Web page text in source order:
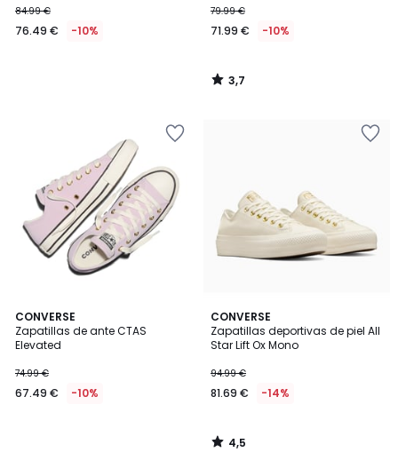
84.99 €
76.49 € -10%
79.99 €
71.99 € -10%
3,7
/
CONVERSE
Zapatillas de ante CTAS
Elevated
74.99 €
67.49 € -10%
CONVERSE
Zapatillas deportivas de piel All
Star Lift Ox Mono
94.99 €
81.69 € -14%
4,5
/ 5
4,5
/